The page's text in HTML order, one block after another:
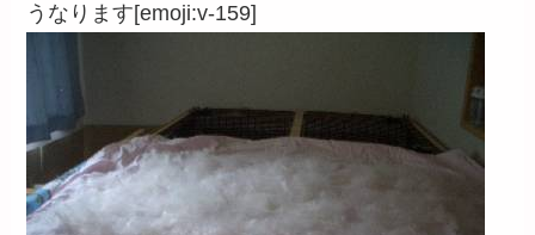
うなります[emoji:v-159]